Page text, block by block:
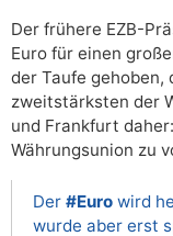
Der frühere EZB-
Euro für einen
der Taufe gehoben,
zweitstärksten der
und Frankfurt
Währungsunion zu
Der #Euro wird
wurde aber erst